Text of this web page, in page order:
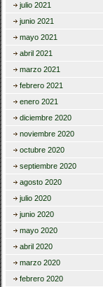
julio 2021
junio 2021
mayo 2021
abril 2021
marzo 2021
febrero 2021
enero 2021
diciembre 2020
noviembre 2020
octubre 2020
septiembre 2020
agosto 2020
julio 2020
junio 2020
mayo 2020
abril 2020
marzo 2020
febrero 2020